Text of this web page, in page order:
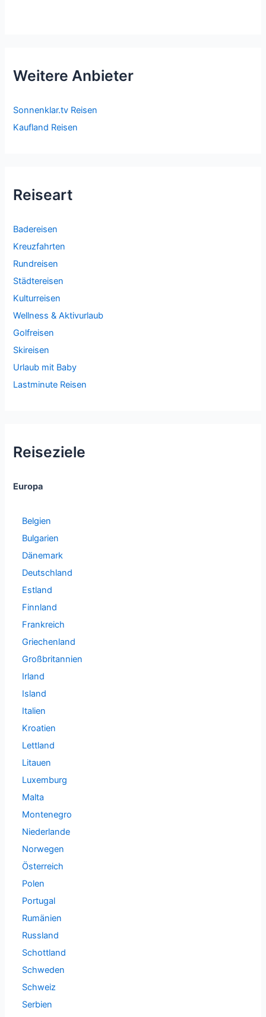
Weitere Anbieter
Sonnenklar.tv Reisen
Kaufland Reisen
Reiseart
Badereisen
Kreuzfahrten
Rundreisen
Städtereisen
Kulturreisen
Wellness & Aktivurlaub
Golfreisen
Skireisen
Urlaub mit Baby
Lastminute Reisen
Reiseziele
Europa
Belgien
Bulgarien
Dänemark
Deutschland
Estland
Finnland
Frankreich
Griechenland
Großbritannien
Irland
Island
Italien
Kroatien
Lettland
Litauen
Luxemburg
Malta
Montenegro
Niederlande
Norwegen
Österreich
Polen
Portugal
Rumänien
Russland
Schottland
Schweden
Schweiz
Serbien